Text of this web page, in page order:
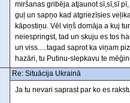
miršanas gribēja atjaunot sī,sī,sī
guļ un sapņo kad atgriezīsies
kāpostiņu. Vēl viņš domāja a kuj
neiespringst, tad un skuju es tos
un viss.....tagad saprot ka viņam
hazāri, tu Putinu-slepkavu te
Re: Situācija Ukrainā
Ja tu nevari saprast par ko es